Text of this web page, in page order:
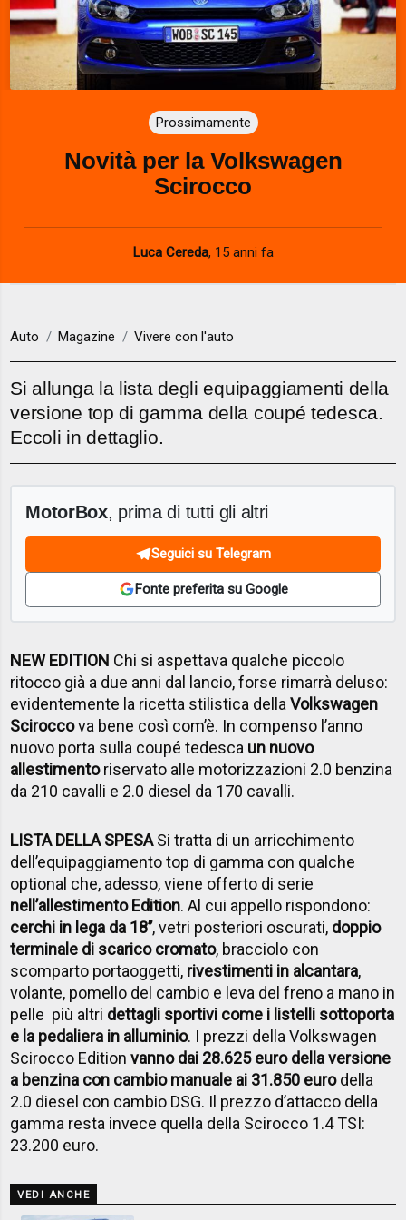
Prossimamente
Novità per la Volkswagen
Scirocco
Luca Cereda, 15 anni fa
Auto Magazine Vivere con l'auto
Si allunga la lista degli equipaggiamenti della
versione top di gamma della coupé tedesca.
Eccoli in dettaglio.
MotorBox, prima di tutti gli altri
Seguici su Telegram
Fonte preferita su Google
NEW EDITION Chi si aspettava qualche piccolo
ritocco già a due anni dal lancio, forse rimarrà deluso:
evidentemente la ricetta stilistica dellaVolkswagen
Sciroccova bene così com’è. In compenso l’anno
nuovo porta sulla coupé tedesca un nuovo
allestimentoriservato alle motorizzazioni 2.0 benzina
da 210 cavalli e 2.0 diesel da 170 cavalli.
LISTA DELLA SPESASi tratta di un arricchimento
dell’equipaggiamento top di gamma con qualche
optional che, adesso, viene offerto di serie
nell’allestimento Edition. Al cui appello rispondono:
cerchi in lega da 18’’, vetri posteriori oscurati, doppio
terminale di scarico cromato, bracciolo con
scomparto portaoggetti, rivestimenti in alcantara,
volante, pomello del cambio e leva del freno a mano in
pelle più altri dettagli sportivi come i listelli sottoporta
e la pedaliera in alluminio. I prezzi della Volkswagen
Scirocco Editionvanno dai 28.625 euro della versione
a benzina con cambio manuale ai 31.850 eurodella
2.0 diesel con cambio DSG. Il prezzo d’attacco della
gamma resta invece quella della Scirocco 1.4 TSI:
23.200 euro.
VEDI ANCHE